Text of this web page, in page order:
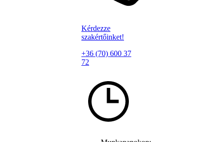
Kérdezze
szakértőinket!
+36 (70) 600 37
72